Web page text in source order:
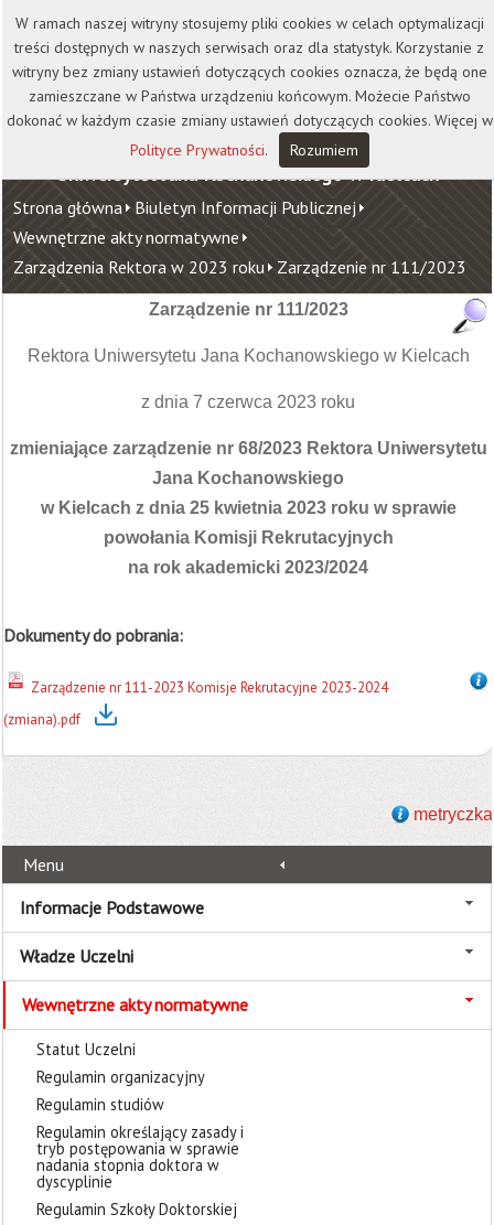
Kontakt Biblioteka
Wydawnictwo
Wirtualna Uczelnia
Uniwersytet Jana Kochanowskiego w Kielcach
Strona główna Biuletyn Informacji Publicznej
Wewnętrzne akty normatywne
Zarządzenia Rektora w 2023 roku Zarządzenie nr 111/2023
Zarządzenie nr 111/2023
Rektora Uniwersytetu Jana Kochanowskiego w Kielcach
z dnia 7 czerwca 2023 roku
zmieniające zarządzenie nr 68/2023Rektora Uniwersytetu
Jana Kochanowskiego
w Kielcach z dnia 25 kwietnia 2023 roku w sprawie
powołania Komisji Rekrutacyjnych
na rok akademicki 2023/2024
Dokumenty do pobrania:
Zarządzenie nr 111-2023 Komisje Rekrutacyjne 2023-2024
(zmiana).pdf
metryczka
Menu
Informacje Podstawowe
Władze Uczelni
Wewnętrzne akty normatywne
Statut Uczelni
Regulamin organizacyjny
Regulamin studiów
Regulamin określający zasady i
tryb postępowania w sprawie
nadania stopnia doktora w
dyscyplinie
Regulamin Szkoły Doktorskiej
W ramach naszej witryny stosujemy pliki cookies w celach optymalizacji
treści dostępnych w naszych serwisach oraz dla statystyk. Korzystanie z
witryny bez zmiany ustawień dotyczących cookies oznacza, że będą one
zamieszczane w Państwa urządzeniu końcowym. Możecie Państwo
dokonać w każdym czasie zmiany ustawień dotyczących cookies. Więcej w
Polityce Prywatności. Rozumiem